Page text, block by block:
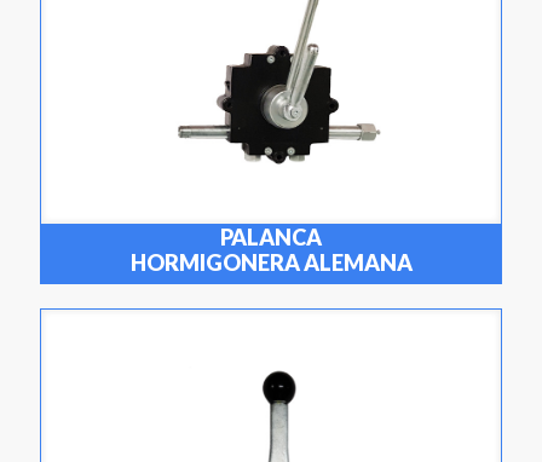
PALANCA
HORMIGONERA ALEMANA